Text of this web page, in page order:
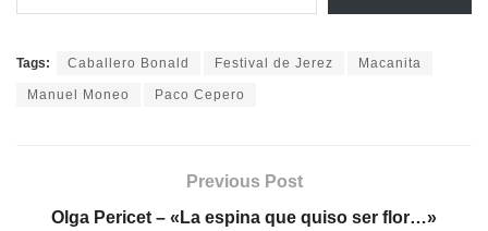
Tags: Caballero Bonald Festival de Jerez Macanita
Manuel Moneo Paco Cepero
Previous Post
Olga Pericet – «La espina que quiso ser flor…»